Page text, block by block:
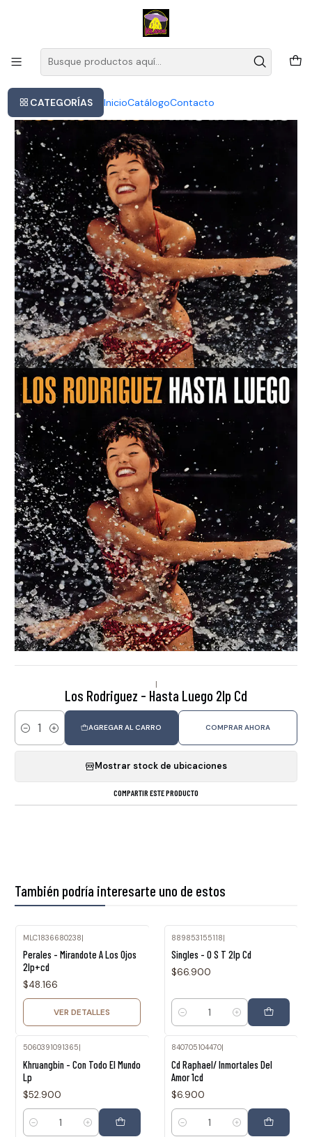
CATEGORÍAS InicioCatálogoContacto
Este es el texto del slide
|
Los Rodriguez - Hasta Luego 2lp Cd
Cantidad
AGREGAR AL CARRO COMPRAR AHORA
Mostrar stock de ubicaciones
COMPARTIR ESTE PRODUCTO
También podría interesarte uno de estos
MLC1836680238|
Perales - Mirandote A Los Ojos
2lp+cd
$48.166
VER DETALLES
889853155118|
Singles - O S T 2lp Cd
$66.900
Cantidad
5060391091365
Khruangbin - Con Todo El Mundo
Lp
$52.900
Cantidad
840705104470
Cd Raphael/ Inmortales Del
Amor 1cd
$6.900
Cantidad